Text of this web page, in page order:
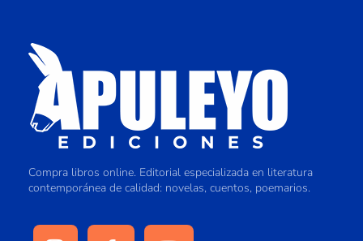
Compra libros online. Editorial especializada en literatura
contemporánea de calidad: novelas, cuentos, poemarios.